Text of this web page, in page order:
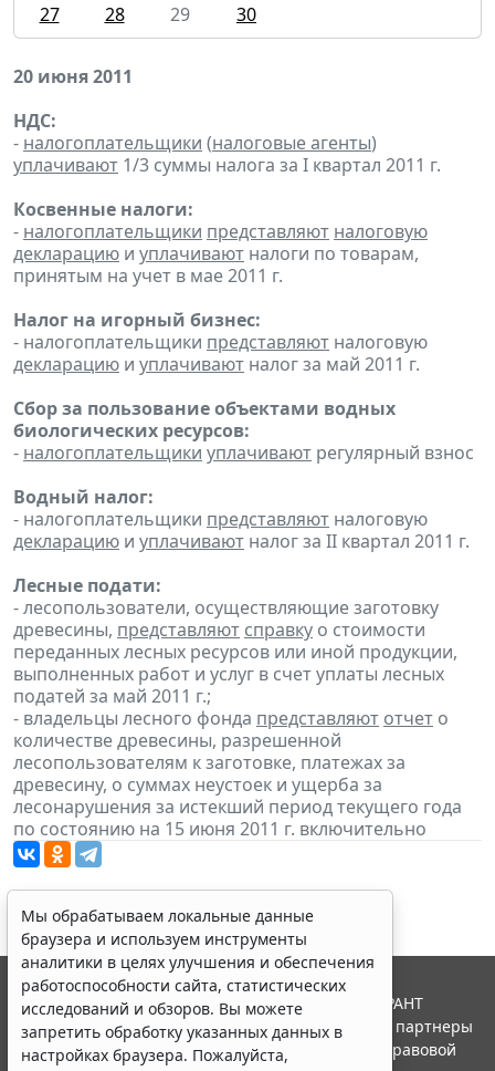
27
28 29 30
20 июня 2011
НДС:
- налогоплательщики (налоговые агенты)
уплачивают 1/3 суммы налога за I квартал 2011 г.
Косвенные налоги:
- налогоплательщики представляют налоговую
декларацию и уплачивают налоги по товарам,
принятым на учет в мае 2011 г.
Налог на игорный бизнес:
- налогоплательщики представляют налоговую
декларацию и уплачивают налог за май 2011 г.
Сбор за пользование объектами водных
биологических ресурсов:
- налогоплательщики уплачивают регулярный взнос
Водный налог:
- налогоплательщики представляют налоговую
декларацию и уплачивают налог за II квартал 2011 г.
Лесные подати:
- лесопользователи, осуществляющие заготовку
древесины, представляют справку о стоимости
переданных лесных ресурсов или иной продукции,
выполненных работ и услуг в счет уплаты лесных
податей за май 2011 г.;
- владельцы лесного фонда представляют отчет о
количестве древесины, разрешенной
лесопользователям к заготовке, платежах за
древесину, о суммах неустоек и ущерба за
лесонарушения за истекший период текущего года
по состоянию на 15 июня 2011 г. включительно
Мы обрабатываем локальные данные
браузера и используем инструменты
аналитики в целях улучшения и обеспечения
работоспособности сайта, статистических
исследований и обзоров. Вы можете
запретить обработку указанных данных в
настройках браузера. Пожалуйста,
© ООО "НПП "ГАРАНТ-СЕРВИС", 2026. Система ГАРАНТ
выпускается с 1990 года. Компания "Гарант" и ее партнеры
являются участниками Российской ассоциации правовой